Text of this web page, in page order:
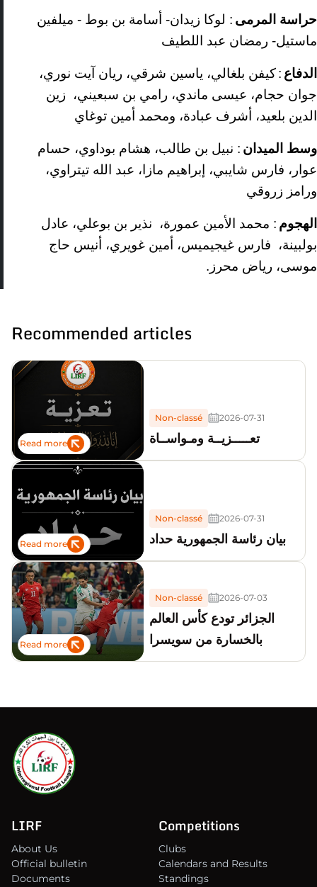
حراسة المرمى : لوكا زيدان- أسامة بن بوط - ميلفين
ماستيل- رمضان عبد اللطيف
الدفاع :كيفن بلغالي، ياسين شرقي، ريان آيت نوري،
جوان حجام، عيسى ماندي، رامي بن سبعيني، زين
الدين بلعيد، أشرف عبادة، ومحمد أمين توغاي
وسط الميدان : نبيل بن طالب، هشام بوداوي، حسام
عوار، فارس شايبي، إبراهيم مازا، عبد الله تيتراوي،
ورامز زروقي
الهجوم : محمد الأمين عمورة، نذير بن بوعلي، عادل
بولبينة، فارس غيجيميس، أمين غويري، أنيس حاج
موسى، رياض محرز.
Recommended articles
تعـــــزيــة ومـواســاة
2026-07-31
Non-classé
Read more
بيان رئاسة الجمهورية حداد
2026-07-31
Non-classé
Read more
الجزائر تودع كأس العالم
بالخسارة من سويسرا
2026-07-03
Non-classé
Read more
LIRF
About Us
Official bulletin
Documents
Competitions
Clubs
Calendars and Results
Standings